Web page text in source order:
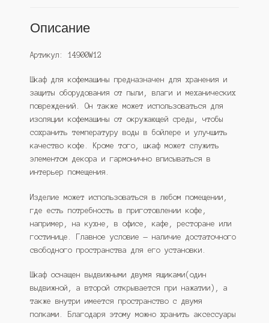
Описание
Артикул: 14900W12
Шкаф для кофемашины предназначен для хранения и
защиты оборудования от пыли, влаги и механических
повреждений. Он также может использоваться для
изоляции кофемашины от окружающей среды, чтобы
сохранить температуру воды в бойлере и улучшить
качество кофе. Кроме того, шкаф может служить
элементом декора и гармонично вписываться в
интерьер помещения.
Изделие может использоваться в любом помещении,
где есть потребность в приготовлении кофе,
например, на кухне, в офисе, кафе, ресторане или
гостинице. Главное условие — наличие достаточного
свободного пространства для его установки.
Шкаф оснащен выдвижными двумя ящиками(один
выдвижной, а второй открывается при нажатии), а
также внутри имеется пространство с двумя
полками. Благодаря этому можно хранить аксессуары